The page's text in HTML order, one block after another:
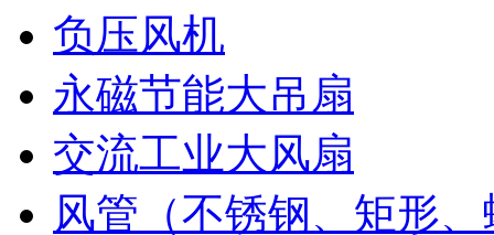
负压风机
永磁节能大吊扇
交流工业大风扇
风管（不锈钢、矩形